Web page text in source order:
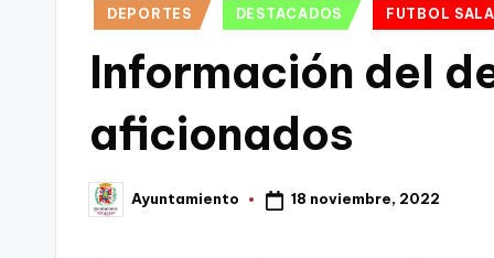
informa
Cartagena,
Cartagena,
Publicado
DEPORTES DESTACADOS FUTBOL SALA
Información del
aficionados
Publicado
por
Ayuntamiento 18 noviembre, 2022